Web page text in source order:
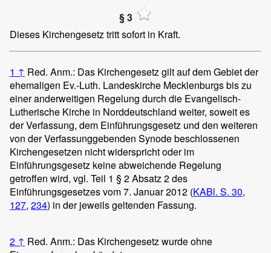
§ 3
Dieses Kirchengesetz tritt sofort in Kraft.
1 ↑ Red. Anm.: Das Kirchengesetz gilt auf dem Gebiet der
ehemaligen Ev.-Luth. Landeskirche Mecklenburgs bis zu
einer anderweitigen Regelung durch die Evangelisch-
Lutherische Kirche in Norddeutschland weiter, soweit es
der Verfassung, dem Einführungsgesetz und den weiteren
von der Verfassunggebenden Synode beschlossenen
Kirchengesetzen nicht widerspricht oder im
Einführungsgesetz keine abweichende Regelung
getroffen wird, vgl. Teil 1 § 2 Absatz 2 des
Einführungsgesetzes vom 7. Januar 2012 (KABl. S. 30,
127, 234) in der jeweils geltenden Fassung.
2 ↑ Red. Anm.: Das Kirchengesetz wurde ohne